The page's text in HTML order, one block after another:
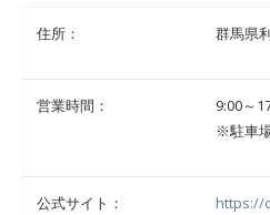
住所： 群馬県
営業時間：
9:00～
※駐車
公式サイト：
https://